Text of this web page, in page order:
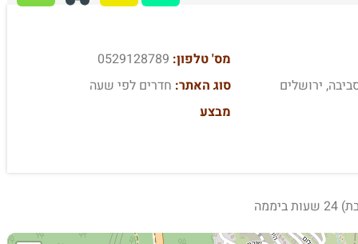
מס' טלפון: 0529128789
ירושלים
סוג האתר: חדרים לפי שעה
מבצע